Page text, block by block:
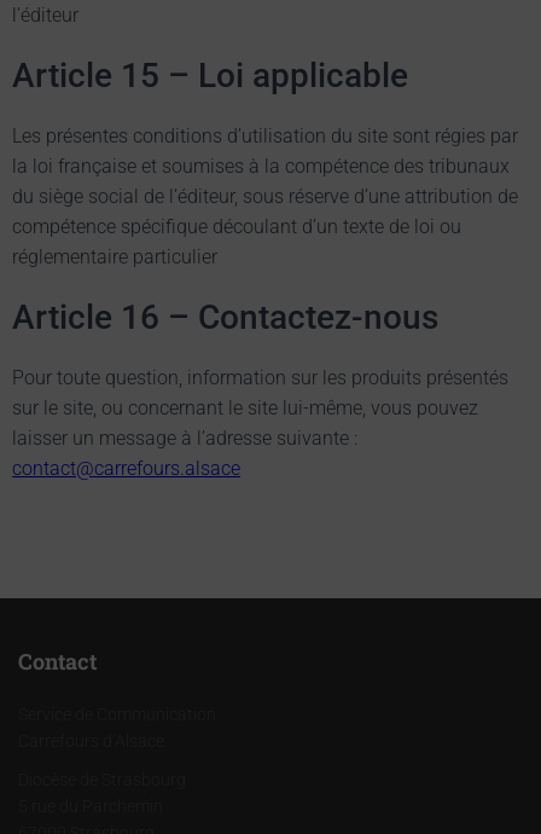
l’éditeur
Article 15 – Loi applicable
Les présentes conditions d’utilisation du site sont régies par
la loi française et soumises à la compétence des tribunaux
du siège social de l’éditeur, sous réserve d’une attribution de
compétence spécifique découlant d’un texte de loi ou
réglementaire particulier
Article 16 – Contactez-nous
Pour toute question, information sur les produits présentés
sur le site, ou concernant le site lui-même, vous pouvez
laisser un message à l’adresse suivante :
contact@carrefours.alsace
Contact